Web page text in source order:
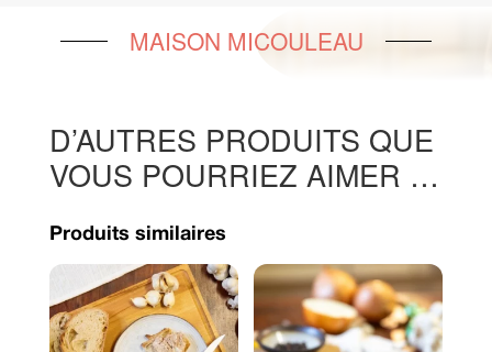
MAISON MICOULEAU
D’AUTRES PRODUITS QUE
VOUS POURRIEZ AIMER …
Produits similaires